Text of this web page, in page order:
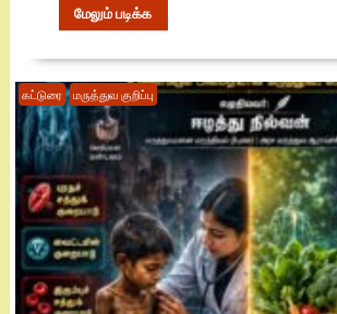
மேலும் படிக்க
கட்டுரை மருத்துவ குறிப்பு